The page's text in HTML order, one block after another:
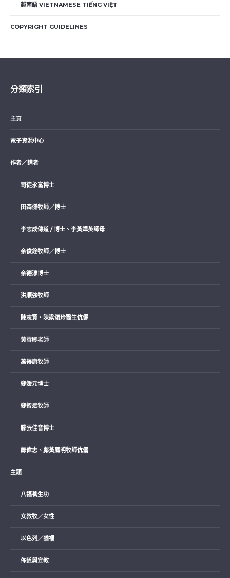
越南語 VIETNAMESE TIẾNG VIỆT
COPYRIGHT GUIDELINES
分類索引
主頁
電子資源中心
作者／講者
司徒永富博士
田森傑牧師／博士
李志成傳道 / 博士、李黃嬋英師母
余俊銓牧師／博士
余德淳博士
洪順強牧師
陳志賢、陳梁頌玲醫生伉儷
黃雪卿老師
萬得康牧師
鄭媛元博士
鄭智斌牧師
滕張佳音博士
鄺偉志、鄺黃麗明牧師伉儷
主題
八福養生功
女教牧／女性
以色列／猶福
佈道與宣教